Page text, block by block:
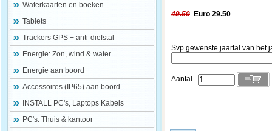
Waterkaarten en boeken
Tablets
Trackers GPS + anti-diefstal
Energie: Zon, wind & water
Energie aan boord
Accessoires (IP65) aan boord
INSTALL PC's, Laptops Kabels
PC's: Thuis & kantoor
49.50 Euro 29.50
Svp gewenste jaartal van het
Aantal